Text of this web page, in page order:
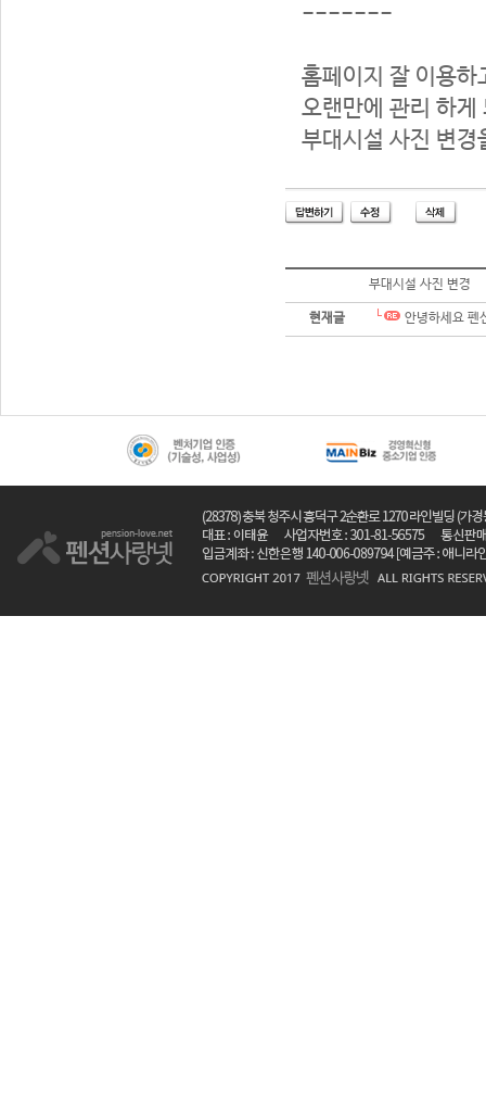
-------
홈페이지 잘 이용하
오랜만에 관리 하게
부대시설 사진 변
부대시설 사진 변경
현재글 안녕하세요 펜